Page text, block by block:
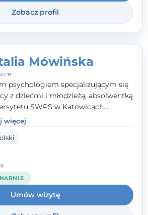
Zobacz profil
Mówińska
psychologiem specjalizującym się
z dziećmi i młodzieżą, absolwentką
SWPS w Katowicach.
konsultacje oraz terapię
na potrzeby dziecka i jego
Najważniejsze jest dla mnie
bezpiecznego miejsca, w
dziecko czuje się zauważone i
więcej
Umów wizytę